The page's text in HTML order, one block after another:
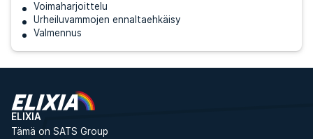
Voimaharjoittelu
Urheiluvammojen ennaltaehkäisy
Valmennus
ELIXIA
Tämä on SATS Group